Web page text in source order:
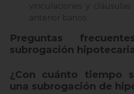
vinculaciones y
anterior banco.
Preguntas
subrogación
¿Con cuánto tiempo
una subrogación de